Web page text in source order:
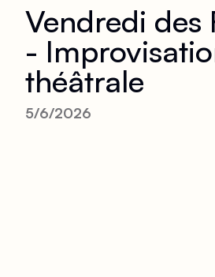
Vendredi des
-
théâtrale
5/6/2026